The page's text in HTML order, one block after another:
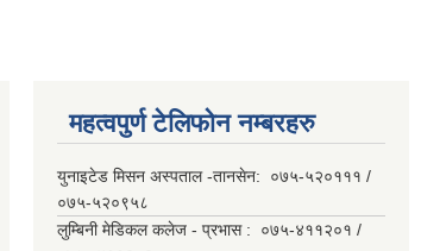
महत्वपुर्ण टेलिफोन नम्बरहरु
युनाइटेड मिसन अस्पताल -तानसेन: ०७५-५२०१११ /
०७५-५२०९५८
लुम्बिनी मेडिकल कलेज - प्रभास : ०७५-४११२०१ /